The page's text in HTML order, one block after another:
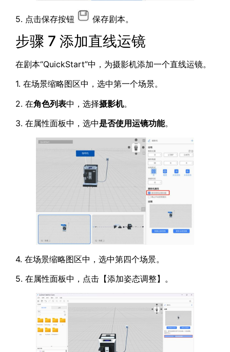
5. 点击保存按钮 保存剧本。
步骤 7 添加直线运镜
在剧本“QuickStart”中，为摄影机添加一个直线运镜。
1. 在场景缩略图区中，选中第一个场景。
2. 在角色列表中，选择摄影机。
3. 在属性面板中，选中是否使用运镜功能。
4. 在场景缩略图区中，选中第四个场景。
5. 在属性面板中，点击【添加姿态调整】。